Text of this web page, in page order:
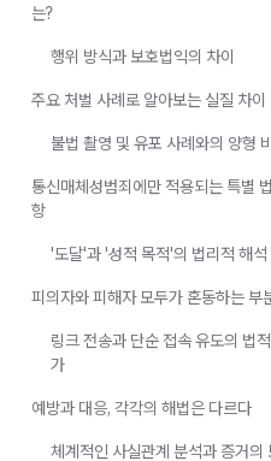
는?
행위 방식과 보호법익의 차이
주요 처벌 사례로 알아보는 실질 차이
불법 촬영 및 유포 사례와의 양형
통신매체성범죄에만 적용되는 특별
항
'도달'과 '성적 목적'의 법리적 해석
피의자와 피해자 모두가 혼동하는 부
링크 전송과 단순 접속 유도의 법
가
예방과 대응, 각각의 해법은 다르다
체계적인 사실관계 분석과 증거의